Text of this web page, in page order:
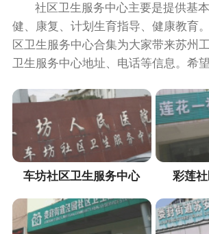
社区卫生服务中心主要是提供基
健、康复、计划生育指导、健康教育
区卫生服务中心合集为大家带来苏州
卫生服务中心地址、电话等信息。希
车坊社区卫生服务中心 彩莲